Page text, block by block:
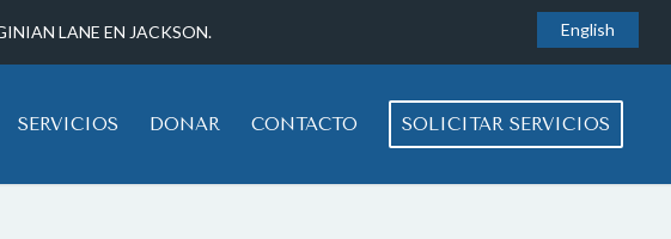
English
LANE EN JACKSON.
SERVICIOS DONAR CONTACTO SOLICITAR SERVICIOS